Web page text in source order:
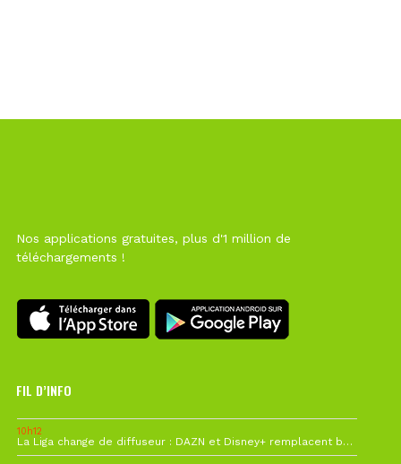
Nos applications gratuites, plus d'1 million de
téléchargements !
FIL D’INFO
10h12
La Liga change de diffuseur : DAZN et Disney+ remplacent beIN Sports !